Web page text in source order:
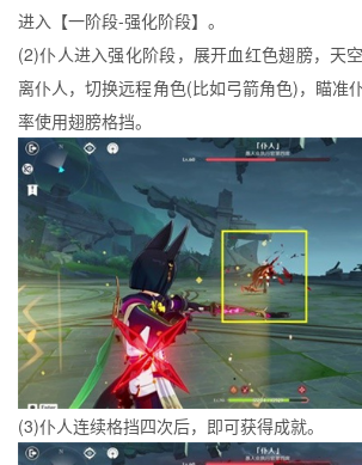
进入【一阶段-强化阶段】。
(2)仆人进入强化阶段，展开血红色翅膀，天
离仆人，切换远程角色(比如弓箭角色)，瞄准
率使用翅膀格挡。
(3)仆人连续格挡四次后，即可获得成就。